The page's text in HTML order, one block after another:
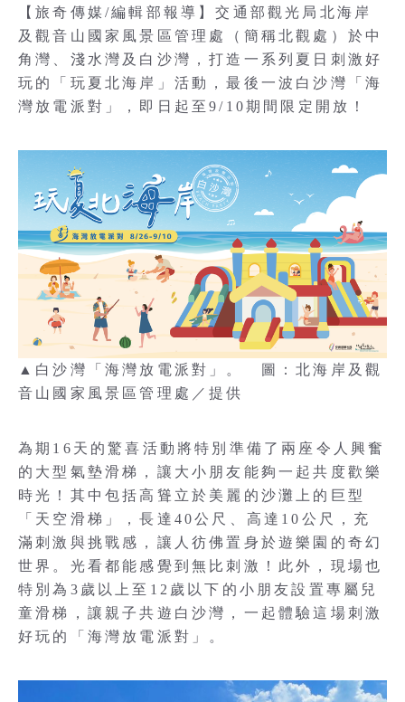
【旅奇傳媒/編輯部報導】交通部觀光局北海岸
及觀音山國家風景區管理處（簡稱北觀處）於中
角灣、淺水灣及白沙灣，打造一系列夏日刺激好
玩的「玩夏北海岸」活動，最後一波白沙灣「海
灣放電派對」，即日起至9/10期間限定開放！
▲白沙灣「海灣放電派對」。 圖：北海岸及觀
音山國家風景區管理處／提供
為期16天的驚喜活動將特別準備了兩座令人興奮
的大型氣墊滑梯，讓大小朋友能夠一起共度歡樂
時光！其中包括高聳立於美麗的沙灘上的巨型
「天空滑梯」，長達40公尺、高達10公尺，充
滿刺激與挑戰感，讓人彷佛置身於遊樂園的奇幻
世界。光看都能感覺到無比刺激！此外，現場也
特別為3歲以上至12歲以下的小朋友設置專屬兒
童滑梯，讓親子共遊白沙灣，一起體驗這場刺激
好玩的「海灣放電派對」。